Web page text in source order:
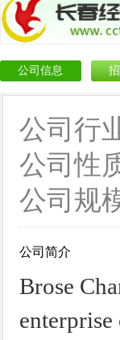
公司信息
公司行
公司性
公司规
公司简介
Brose